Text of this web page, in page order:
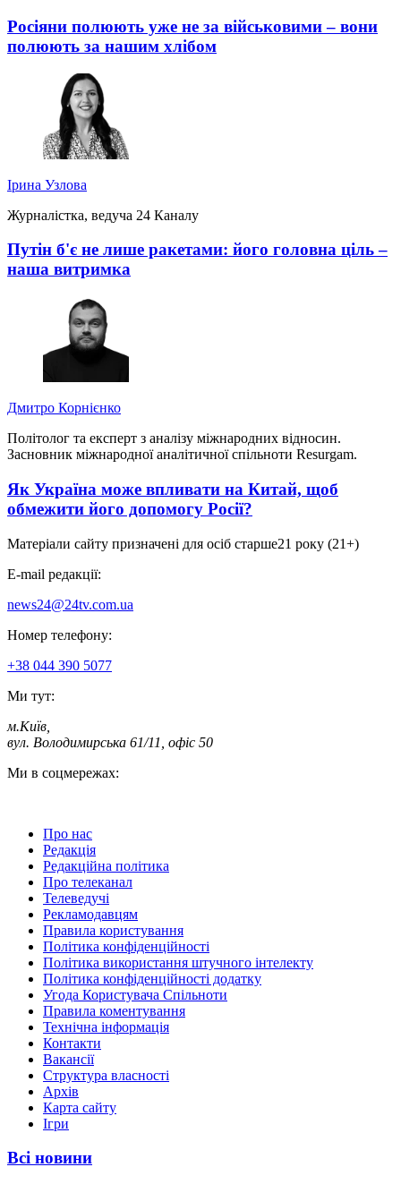
Росіяни полюють уже не за військовими – вони
полюють за нашим хлібом
Ірина Узлова
Журналістка, ведуча 24 Каналу
Путін б'є не лише ракетами: його головна ціль –
наша витримка
Дмитро Корнієнко
Політолог та експерт з аналізу міжнародних відносин.
Засновник міжнародної аналітичної спільноти Resurgam.
Як Україна може впливати на Китай, щоб
обмежити його допомогу Росії?
Матеріали сайту призначені для осіб старше21 року (21+)
E-mail редакції:
news24@24tv.com.ua
Номер телефону:
+38 044 390 5077
Ми тут:
м.Київ
вул. Володимирська 61/11, офіс 50
Ми в соцмережах:
Про нас
Редакція
Редакційна політика
Про телеканал
Телеведучі
Рекламодавцям
Правила користування
Політика конфіденційності
Політика використання штучного інтелекту
Політика конфіденційності додатку
Угода Користувача Спільноти
Правила коментування
Технічна інформація
Контакти
Вакансії
Структура власності
Архів
Карта сайту
Ігри
Всі новини